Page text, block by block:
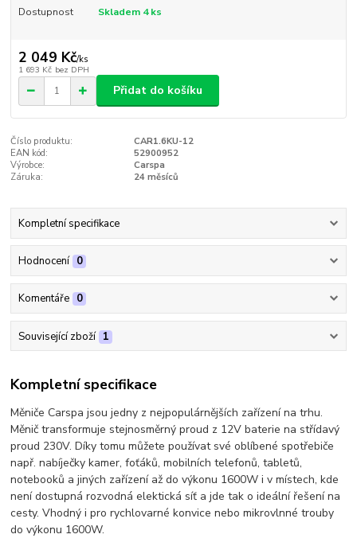
Dostupnost Skladem 4 ks
2 049 Kč/ks
1 693 Kč bez DPH
Přidat do košíku
Číslo produktu:
CAR1.6KU-12
EAN kód:
52900952
Výrobce:
Carspa
Záruka:
24 měsíců
Kompletní specifikace
Hodnocení 0
Komentáře 0
Související zboží 1
Kompletní specifikace
Měniče Carspa jsou jedny z nejpopulárnějších zařízení na trhu.
Měnič transformuje stejnosměrný proud z 12V baterie na střídavý
proud 230V. Díky tomu můžete používat své oblíbené spotřebiče
např. nabíječky kamer, foťáků, mobilních telefonů, tabletů,
notebooků a jiných zařízení až do výkonu 1600W i v místech, kde
není dostupná rozvodná elektická síť a jde tak o ideální řešení na
cesty. Vhodný i pro rychlovarné konvice nebo mikrovlnné trouby
do výkonu 1600W.